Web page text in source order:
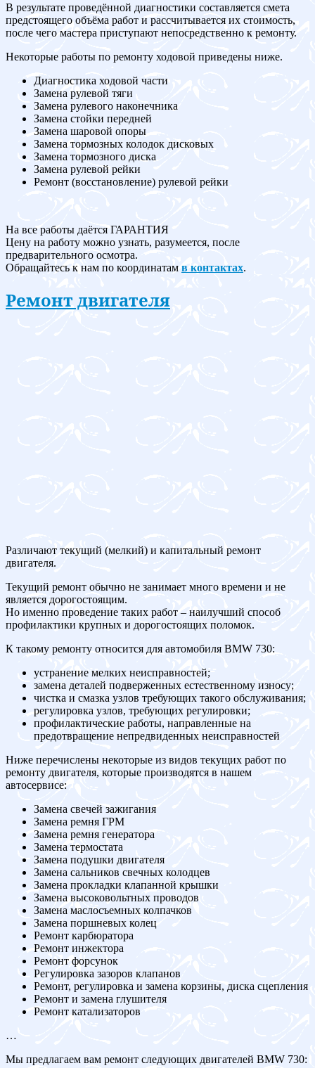
В результате проведённой диагностики составляется смета
предстоящего объёма работ и рассчитывается их стоимость,
после чего мастера приступают непосредственно к ремонту.
Некоторые работы по ремонту ходовой приведены ниже.
Диагностика ходовой части
Замена рулевой тяги
Замена рулевого наконечника
Замена стойки передней
Замена шаровой опоры
Замена тормозных колодок дисковых
Замена тормозного диска
Замена рулевой рейки
Ремонт (восстановление) рулевой рейки
На все работы даётся ГАРАНТИЯ
Цену на работу можно узнать, разумеется, после
предварительного осмотра.
Обращайтесь к нам по координатам в контактах.
Ремонт двигателя
Различают текущий (мелкий) и капитальный ремонт
двигателя.
Текущий ремонт обычно не занимает много времени и не
является дорогостоящим.
Но именно проведение таких работ – наилучший способ
профилактики крупных и дорогостоящих поломок.
К такому ремонту относится для автомобиля BMW 730:
устранение мелких неисправностей;
замена деталей подверженных естественному износу;
чистка и смазка узлов требующих такого обслуживания;
регулировка узлов, требующих регулировки;
профилактические работы, направленные на
предотвращение непредвиденных неисправностей
Ниже перечислены некоторые из видов текущих работ по
ремонту двигателя, которые производятся в нашем
автосервисе:
Замена свечей зажигания
Замена ремня ГРМ
Замена ремня генератора
Замена термостата
Замена подушки двигателя
Замена сальников свечных колодцев
Замена прокладки клапанной крышки
Замена высоковольтных проводов
Замена маслосъемных колпачков
Замена поршневых колец
Ремонт карбюратора
Ремонт инжектора
Ремонт форсунок
Регулировка зазоров клапанов
Ремонт, регулировка и замена корзины, диска сцепления
Ремонт и замена глушителя
Ремонт катализаторов
…
Мы предлагаем вам ремонт следующих двигателей BMW 730: